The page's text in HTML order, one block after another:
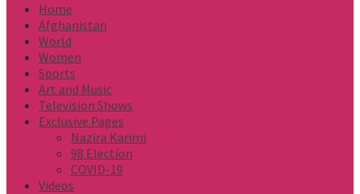
Home
Afghanistan
World
Women
Sports
Art and Music
Television Shows
Exclusive Pages
Nazira Karimi
98 Election
COVID-19
Videos